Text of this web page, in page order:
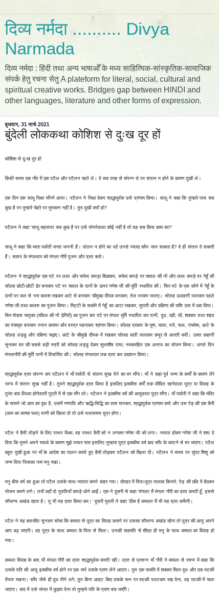
दिव्य नर्मदा .......... Divya
Narmada
दिव्य नर्मदा : हिंदी तथा अन्य भाषाओँ के मध्य साहित्यिक-सांस्कृतिक-सामाजिक
संपर्क हेतु रचना सेतु A plateform for literal, social, cultural and
spiritual creative works. Bridges gap between HINDI and
other languages, literature and other forms of expression.
बुधवार, 31 मार्च 2021
बुंदेली लोककथा कोशिश से दुःख दूर हों
कोशिश से दुःख दूर हों
किसी समय एक गाँव में एक पटैल और पटैलन रहते थे। वे सब तरह से संपन्न थे पर संतान न होने के कारण दुखी थे।
एक दिन एक साधु भिक्षा माँगने आया। पटैलन ने भिक्षा देकर श्रद्धापूर्वक उसे प्रणाम किया। साधु ने कहा कि तुम्हारे पास सब
कुछ है पर तुम्हारे चेहरे पर मुस्कान नहीं है। तुम दुखी क्यों हो?
पटैलन ने कहा 'साधु महाराज! सब कुछ है पर उसे भोगनेवाला कोई नहीं है तो यह सब किस काम का?'
साधु ने कहा कि माता पार्वती जगत जननी हैं। संतान न होने का दर्द उनसे ज्यादा कौन जान सकता है? वे ही संतान दे सकती
हैं। सावन के मंगलवार को मंगला गौरी पूजन और व्रत करो।
पटैलन ने श्रद्धापूर्वक एक पटे पर लाल और सफेद कपड़ा बिछाकर, सफेद कपड़े पर चावल की नौ और लाल कपड़े पर गेहूँ की
सोलह छोटी-छोटी ढेर बनाकर पटे पर चावल के दानों के ऊपर गणेश जी की मूर्ति स्थापित की। फिर पटे के एक कोने में गेहूँ के
दानों पर जल से भरा कलश रखकर आटे से बनाकर चौमुखा दीपक बनाकर, तेल भरकर जलाए। सोलह ऊदबत्ती जलाकर पहले
गणेश जी तथा कलश का पूजन किया। मिट्टी के सकोरे में गेहूँ का आटा रखकर, सुपारी और दक्षिणा की राशि उस में दबा दिया।
फिर षोडस मातृका (चाँवल की नौ ढेरियों) का पूजन कर पटे पर मंगला मूर्ति स्थापित कर पानी, दूध, दही, घी, शक्कर तथा शहद
का पंचामृत बनाकर स्नान कराया और वस्त्र पहनाकर श्रंगार किया। सोलह प्रकार के पुष्प, माला, पत्ते, फल, पंचमेश, आटे के
सोलह लड्डू और दक्षिणा चढ़ाए। आटे के चौमुखे दीपक में रखकर सोलह बाती जलाकर कपूर से आरती करी। उक्त कहानी
सुनकर घर की सबसे बड़ी स्त्री को सोलह लड्डू देकर शुभाशीष पाया, नमकरहित एक अनाज का भोजन किया। अगले दिन
मंगलागौरी की मूर्ति पानी में विसर्जित की। सोलह मंगलवार तक व्रत कर उद्यापन किया।
श्रद्धापूर्वक व्रत संपन्न कर पटैलन ने माँ पार्वती से संतान सुख देने का वर माँगा। माँ ने कहा पूर्व जन्म के कर्मों के कारण तेरे
भाग्य में संतान सुख नहीं है। तुमने श्रद्धापूर्वक व्रत किया है इसलिए इक्कीस वर्षों तक जीवित रहनेवाला पुत्र या विवाह के
तुरंत बाद विधवा होनेवाली पुत्री में से एक माँग लो। पटैलन ने इक्कीस वर्ष की आयुवाला पुत्र माँगा। माँ पार्वती ने कहा कि मंदिर
के सामने जो आम का वृक्ष है, उसमें गणपति और ऋद्धि-सिद्धि का वास मानकर, श्रद्धापूर्वक प्रणाम करो और उस पेड़ की एक कैरी
(आम का कच्चा फल) पत्नी को खिला दो तो उसे यथासमय पुत्र होगा।
पटैल ने कैरी तोड़ने के लिए पत्थर फेंका, वह पत्थर कैरी को न लगकर गणेश जी को लगा। नाराज होकर गणेश जी ने शाप दे
दिया कि तुमने अपने स्वार्थ के कारण मुझे पत्थर मारा इसलिए तुम्हारा पुत्र इक्कीस वर्ष बाद साँप के काटने से मर जाएगा। पटैल
बहुत दुखी हुआ पर माँ के आदेश का पालन करते हुए कैरी तोड़कर पटैलन को खिला दी। पटैलन ने समय पर सुंदर शिशु को
जन्म दिया जिसका नाम मनु रखा।
मनु बीस वर्ष का हुआ तो पटैल उसके साथ व्यापार करने बाहर गया। दोपहर में पिता-पुत्र तालाब किनारे, पेड़ की छाँव में बैठकर
भोजन करने लगे। तभी वहाँ दो युवतियाँ कपड़े धोने आईं। एक ने दूसरी से कहा 'मंगला! मैं मंगला गौरी का व्रत करती हूँ, इससे
सौभाग्य अखंड रहता है। तू भी यह व्रत किया कर।' दूसरी युवती ने कहा 'ठीक है कमला! मैं भी यह व्रत करूँगी।
पटैल ने यह बातचीत सुनकर सोचा कि कमला से पुत्र का विवाह कराने पर उसका सौभाग्य अखंड रहेगा तो पुत्र की आयु अपने
आप बढ़ जाएगी। वह पुत्र के साथ कमला के पिता से मिला। उनकी सहमति से शीघ्र ही मनु के साथ कमला का विवाह हो
गया।
कमला विवाह के बाद भी मंगला गौरी का व्रत श्रद्धापूर्वक करती रही। व्रत से प्रसन्न माँ गौरी ने कमला से स्वप्न में कहा कि
उसके पति की आयु इक्कीस वर्ष होने पर एक सर्प उसके प्राण लेने आएगा। तुम एक सकोरे में शक्कर मिला दूध और एक मटकी
तैयार रखना। साँप जैसे ही दूध पीने लगे, तुम बिना आहट किए उसके फन पर मटकी पलटकर रख देना, वह मटकी में चला
जाएगा। बाद में उसे जंगल में छुड़वा देना तो तुम्हारे पति के प्राण बच जाएँगे।